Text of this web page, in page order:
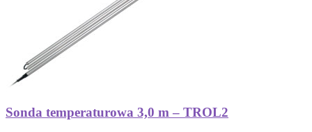
Sonda temperaturowa 3,0 m – TROL2